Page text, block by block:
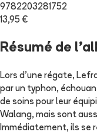
9782203281752
13,95 €
Résumé de
Lors d'une régate,
par un typhon,
de soins pour leur
Walang, mais sont
Immédiatement, ils se